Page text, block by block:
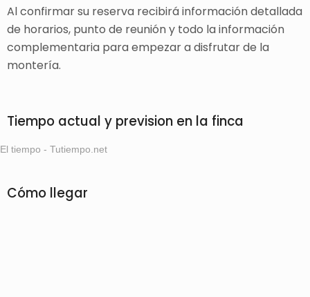
Al confirmar su reserva recibirá información detallada
de horarios, punto de reunión y todo la información
complementaria para empezar a disfrutar de la
montería.
Tiempo actual y prevision en la finca
El tiempo - Tutiempo.net
Cómo llegar